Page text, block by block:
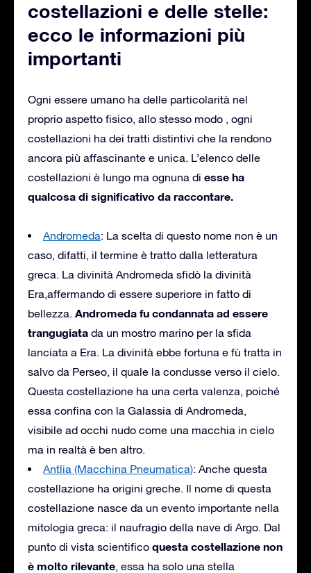
costellazioni e delle stelle:
ecco le informazioni più
importanti
Ogni essere umano ha delle particolarità nel
proprio aspetto fisico, allo stesso modo , ogni
costellazioni ha dei tratti distintivi che la rendono
ancora più affascinante e unica. L’elenco delle
costellazioni è lungo ma ognuna di esse ha
qualcosa di significativo da raccontare.
Andromeda: La scelta di questo nome non è un
caso, difatti, il termine è tratto dalla letteratura
greca. La divinità Andromeda sfidò la divinità
Era,affermando di essere superiore in fatto di
bellezza. Andromeda fu condannata ad essere
trangugiata da un mostro marino per la sfida
lanciata a Era. La divinità ebbe fortuna e fù tratta in
salvo da Perseo, il quale la condusse verso il cielo.
Questa costellazione ha una certa valenza, poiché
essa confina con la Galassia di Andromeda,
visibile ad occhi nudo come una macchia in cielo
ma in realtà è ben altro.
Antlia (Macchina Pneumatica): Anche questa
costellazione ha origini greche. Il nome di questa
costellazione nasce da un evento importante nella
mitologia greca: il naufragio della nave di Argo. Dal
punto di vista scientifico questa costellazione non
è molto rilevante, essa ha solo una stella